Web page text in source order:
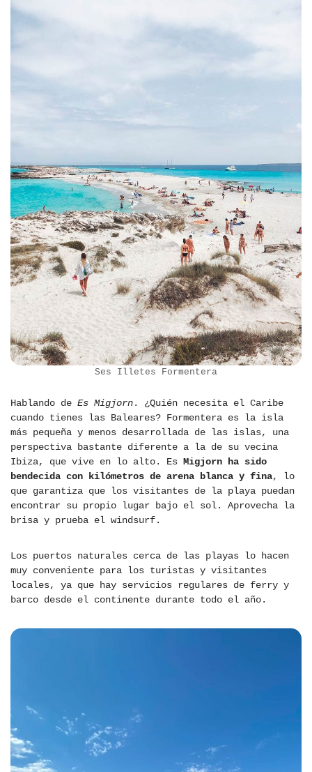
Ses Illetes Formentera
Hablando de Es Migjorn. ¿Quién necesita el Caribe
cuando tienes las Baleares? Formentera es la isla
más pequeña y menos desarrollada de las islas, una
perspectiva bastante diferente a la de su vecina
Ibiza, que vive en lo alto. Es Migjorn ha sido
bendecida con kilómetros de arena blanca y fina, lo
que garantiza que los visitantes de la playa puedan
encontrar su propio lugar bajo el sol. Aprovecha la
brisa y prueba el windsurf.
Los puertos naturales cerca de las playas lo hacen
muy conveniente para los turistas y visitantes
locales, ya que hay servicios regulares de ferry y
barco desde el continente durante todo el año.